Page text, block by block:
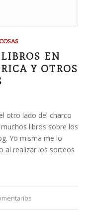
EN
Y OTROS
otro lado del charco
libros sobre los
Yo misma me lo
al realizar los sorteos